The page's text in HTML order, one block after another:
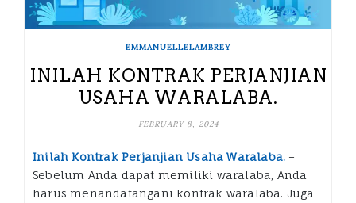
EMMANUELLELAMBREY
INILAH KONTRAK PERJANJIAN
USAHA WARALABA.
FEBRUARY 8, 2024
Inilah Kontrak Perjanjian Usaha Waralaba. –
Sebelum Anda dapat memiliki waralaba, Anda
harus menandatangani kontrak waralaba. Juga